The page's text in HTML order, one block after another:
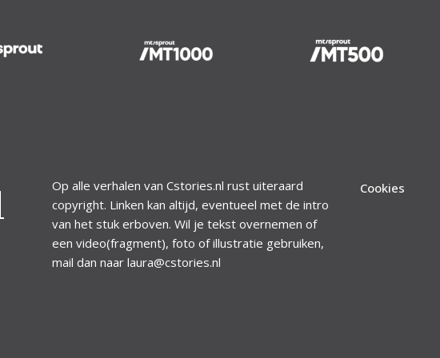
Op alle verhalen van Cstories.nl rust uiteraard
copyright. Linken kan altijd, eventueel met de intro
van het stuk erboven. Wil je tekst overnemen of
een video(fragment), foto of illustratie gebruiken,
mail dan naar laura@cstories.nl
Cookies